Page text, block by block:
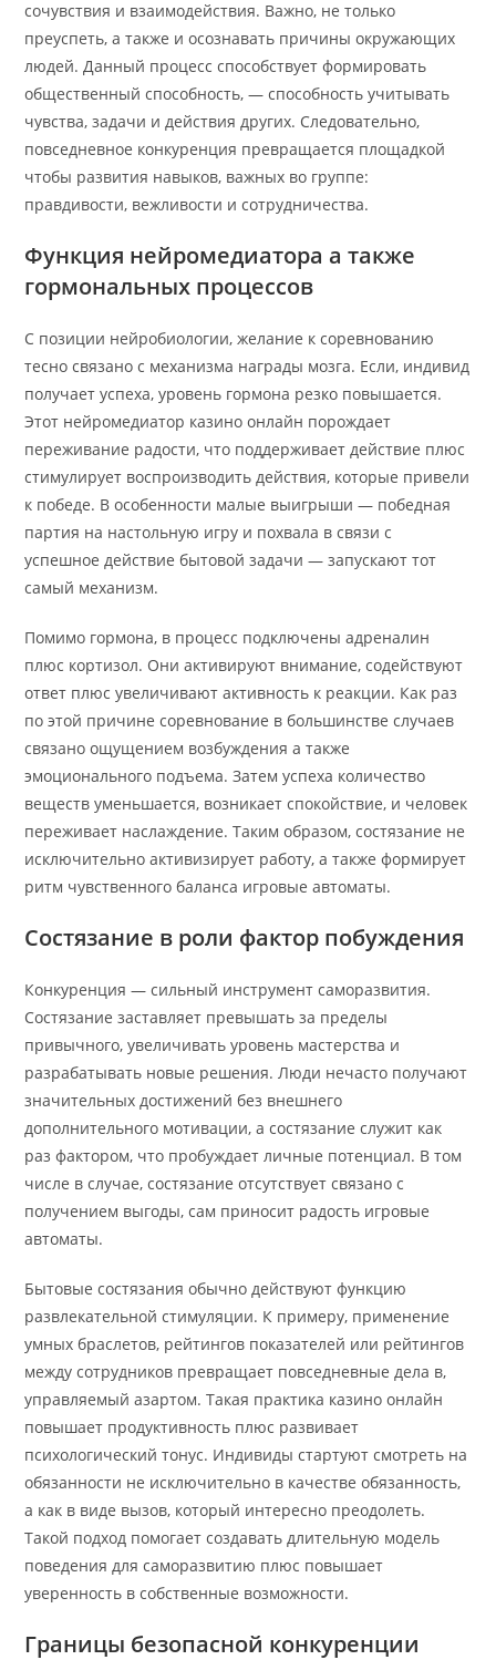
сочувствия и взаимодействия. Важно, не только
преуспеть, а также и осознавать причины окружающих
людей. Данный процесс способствует формировать
общественный способность, — способность учитывать
чувства, задачи и действия других. Следовательно,
повседневное конкуренция превращается площадкой
чтобы развития навыков, важных во группе:
правдивости, вежливости и сотрудничества.
Функция нейромедиатора а также
гормональных процессов
С позиции нейробиологии, желание к соревнованию
тесно связано с механизма награды мозга. Если, индивид
получает успеха, уровень гормона резко повышается.
Этот нейромедиатор казино онлайн порождает
переживание радости, что поддерживает действие плюс
стимулирует воспроизводить действия, которые привели
к победе. В особенности малые выигрыши — победная
партия на настольную игру и похвала в связи с
успешное действие бытовой задачи — запускают тот
самый механизм.
Помимо гормона, в процесс подключены адреналин
плюс кортизол. Они активируют внимание, содействуют
ответ плюс увеличивают активность к реакции. Как раз
по этой причине соревнование в большинстве случаев
связано ощущением возбуждения а также
эмоционального подъема. Затем успеха количество
веществ уменьшается, возникает спокойствие, и человек
переживает наслаждение. Таким образом, состязание не
исключительно активизирует работу, а также формирует
ритм чувственного баланса игровые автоматы.
Состязание в роли фактор побуждения
Конкуренция — сильный инструмент саморазвития.
Состязание заставляет превышать за пределы
привычного, увеличивать уровень мастерства и
разрабатывать новые решения. Люди нечасто получают
значительных достижений без внешнего
дополнительного мотивации, а состязание служит как
раз фактором, что пробуждает личные потенциал. В том
числе в случае, состязание отсутствует связано с
получением выгоды, сам приносит радость игровые
автоматы.
Бытовые состязания обычно действуют функцию
развлекательной стимуляции. К примеру, применение
умных браслетов, рейтингов показателей или рейтингов
между сотрудников превращает повседневные дела в,
управляемый азартом. Такая практика казино онлайн
повышает продуктивность плюс развивает
психологический тонус. Индивиды стартуют смотреть на
обязанности не исключительно в качестве обязанность,
а как в виде вызов, который интересно преодолеть.
Такой подход помогает создавать длительную модель
поведения для саморазвитию плюс повышает
уверенность в собственные возможности.
Границы безопасной конкуренции